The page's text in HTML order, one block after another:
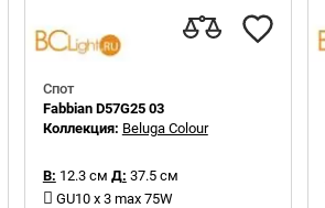
Спот
Fabbian D57G25 03
Коллекция: Beluga Colour
В: 12.3 см Д: 37.5 см
GU10 x 3 max 75W